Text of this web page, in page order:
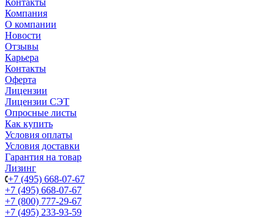
Контакты
Компания
О компании
Новости
Отзывы
Карьера
Контакты
Оферта
Лицензии
Лицензии СЭТ
Опросные листы
Как купить
Условия оплаты
Условия доставки
Гарантия на товар
Лизинг
+7 (495) 668-07-67
+7 (495) 668-07-67
+7 (800) 777-29-67
+7 (495) 233-93-59